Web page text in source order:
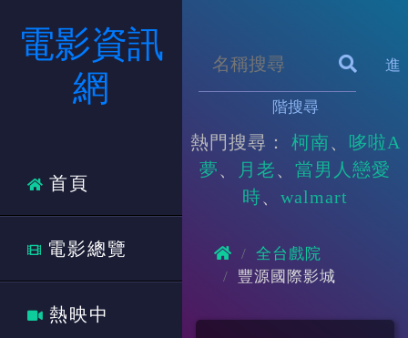
電影資訊
網
首頁
電影總覽
熱映中
進
階搜尋
熱門搜尋： 柯南
哆啦A
夢
月老
當男人戀愛
時
walmart
全台戲院
豐源國際影城